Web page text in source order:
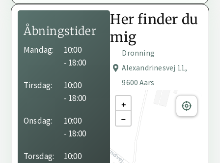
Åbningstider
Mandag:
10:00
- 18:00
Tirsdag:
10:00
- 18:00
Onsdag:
10:00
- 18:00
Torsdag:
10:00
Behandleren har ikke
angivet sine
Her finder du
mig
Dronning
Alexandrinesvej 11,
9600 Aars
+
−